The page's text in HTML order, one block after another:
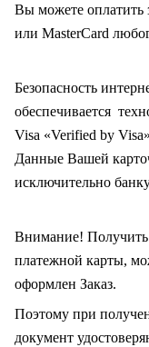
Вы можете оплатить
или MasterCard
Безопасность
обеспечивается
Visa «Verified by
Данные Вашей
исключительно
Внимание! Получить
платежной карты,
оформлен Заказ.
Поэтому при
документ